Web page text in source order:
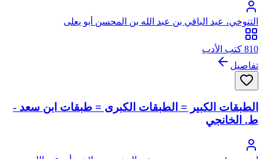
التنوخي، عبد الباقي بن عبد الله بن المحسن أبو يعلى
810 كتب الأدب
تفاصيل
الطبقات الكبير = الطبقات الكبرى = طبقات ابن سعد -
ط. الخانجي